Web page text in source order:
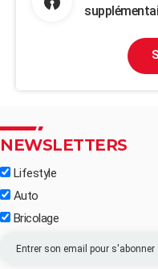
NEWSLETTERS
Lifestyle
Auto
Bricolage